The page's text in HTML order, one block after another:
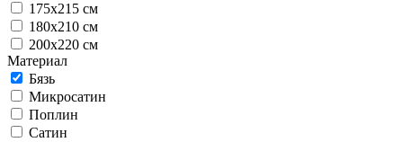
175х215 см
180х210 см
200х220 см
Материал
Бязь
Микросатин
Поплин
Сатин